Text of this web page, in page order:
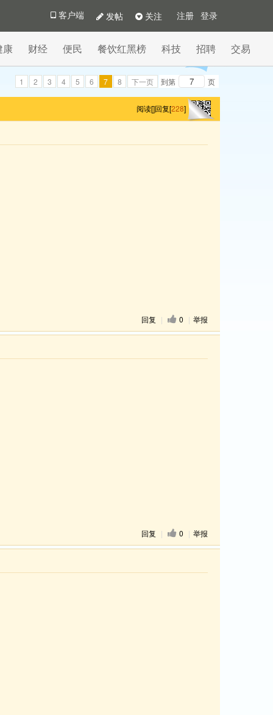
注册 登录
关注
发帖
客户端
康 财经 便民 餐饮红黑榜 科技 招聘 交易
1 2 3 4 5 6 7 8 下一页 到第 页
阅读[]回复[228]
回复 | 0 | 举报
回复 | 0 | 举报